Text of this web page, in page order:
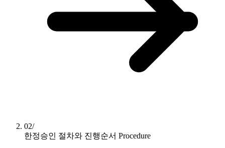
02/
한정승인 절차와 진행순서 Procedure